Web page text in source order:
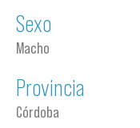
Sexo
Macho
Provincia
Córdoba